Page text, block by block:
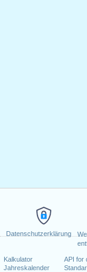
Datenschutzerklärung
Kalkulator
Jahreskalender
API for